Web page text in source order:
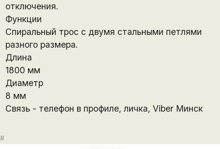
отключения.
Функции
Спиральный трос с двумя стальными петлями
разного размера.
Длина
1800 мм
Диаметр
8 мм
Связь - телефон в профиле, личка, Viber Минск
#